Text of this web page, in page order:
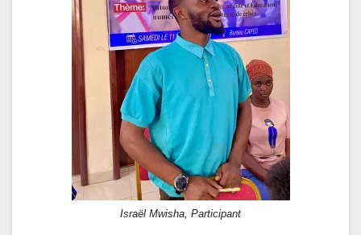
Israël Mwisha, Participant